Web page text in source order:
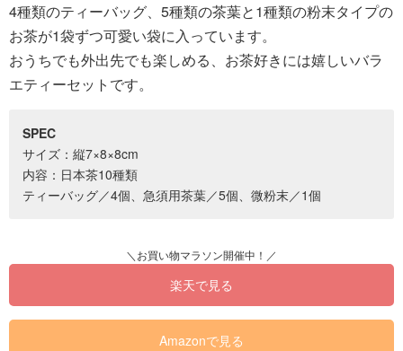
4種類のティーバッグ、5種類の茶葉と1種類の粉末タイプの
お茶が1袋ずつ可愛い袋に入っています。
おうちでも外出先でも楽しめる、お茶好きには嬉しいバラ
エティーセットです。
SPEC
サイズ：縦7×8×8cm
内容：日本茶10種類
ティーバッグ／4個、急須用茶葉／5個、微粉末／1個
楽天で見る
Amazonで見る